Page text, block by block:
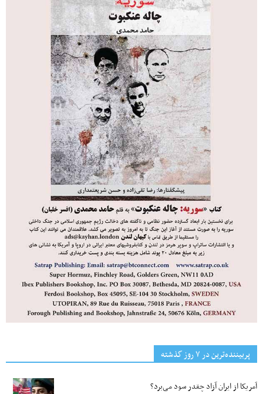
پربیننده‌ترین‌ در ۷ روز گذشته
آمریکا از ایران آزاد چقدر سود می‌برد؟